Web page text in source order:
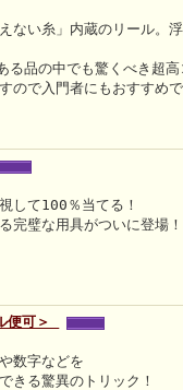
ない糸」内蔵のリール。
る品の中でも驚くべき超
ので入門者にもおすすめで
して100％当てる！
完璧な用具がついに登場！
便可＞
数字などを
きる驚異のトリック！